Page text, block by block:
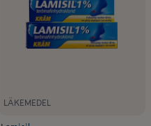
LÄKEMEDEL